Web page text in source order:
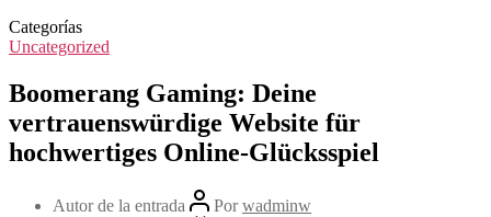
Categorías
Uncategorized
Boomerang Gaming: Deine
vertrauenswürdige Website für
hochwertiges Online-Glücksspiel
Autor de la entrada Porwadminw